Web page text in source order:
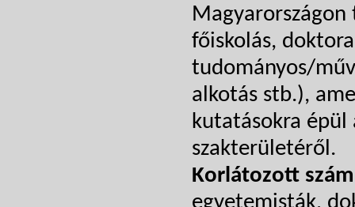
főiskolás,
tudományos/
alkotás stb.),
kutatásokra épül
szakterületéről.
Korlátozott